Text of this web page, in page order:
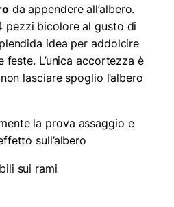
da appendere all’albero.
pezzi bicolore al gusto di
idea per addolcire
L’unica accortezza è
lasciare spoglio l’albero
la prova assaggio e
sull’albero
sui rami